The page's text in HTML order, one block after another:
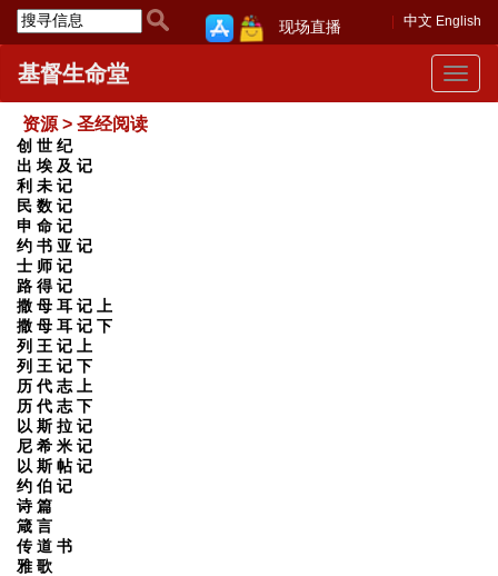
中文 English
现场直播
Toggle
基督生命堂
资源 > 圣经阅读
创 世 纪
出 埃 及 记
利 未 记
民 数 记
申 命 记
约 书 亚 记
士 师 记
路 得 记
撒 母 耳 记 上
撒 母 耳 记 下
列 王 记 上
列 王 记 下
历 代 志 上
历 代 志 下
以 斯 拉 记
尼 希 米 记
以 斯 帖 记
约 伯 记
诗 篇
箴 言
传 道 书
雅 歌